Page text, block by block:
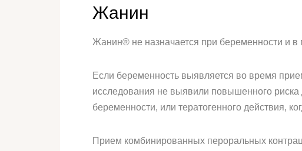
Жанин
Жанин® не назначается при беременности и в
Если беременность выявляется во время
исследования не выявили повышенного
беременности, или тератогенного действия,
Прием комбинированных пероральных